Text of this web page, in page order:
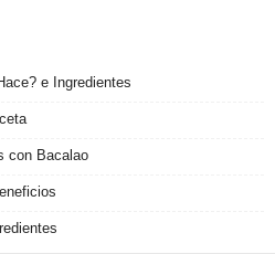
e Ingredientes
con Bacalao